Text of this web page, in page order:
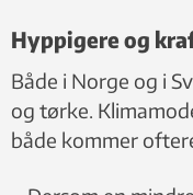
Hyppigere og
Både i Norge og i
og tørke.
både kommer